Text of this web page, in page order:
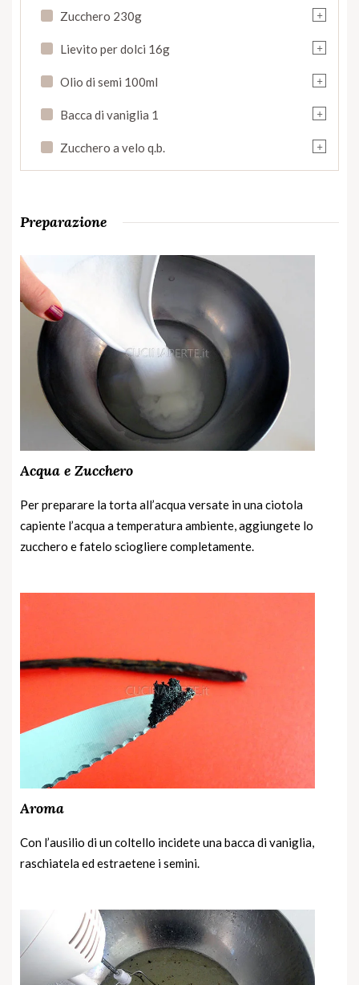
+
Zucchero 230g
+
Lievito per dolci 16g
+
Olio di semi 100ml
+
Bacca di vaniglia 1
+
Zucchero a velo q.b.
Preparazione
Acqua e Zucchero
Per preparare la torta all’acqua versate in una ciotola
capiente l’acqua a temperatura ambiente, aggiungete lo
zucchero e fatelo sciogliere completamente.
Aroma
Con l’ausilio di un coltello incidete una bacca di vaniglia,
raschiatela ed estraetene i semini.